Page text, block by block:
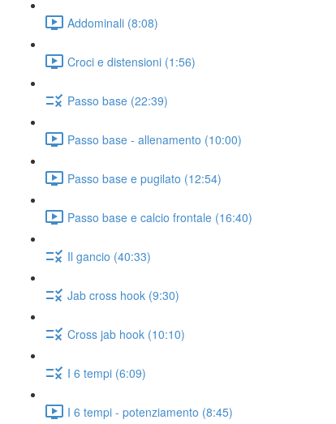
Addominali (8:08)
Croci e distensioni (1:56)
Passo base (22:39)
Passo base - allenamento (10:00)
Passo base e pugilato (12:54)
Passo base e calcio frontale (16:40)
Il gancio (40:33)
Jab cross hook (9:30)
Cross jab hook (10:10)
I 6 tempi (6:09)
I 6 tempi - potenziamento (8:45)